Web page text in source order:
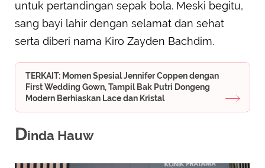
untuk pertandingan sepak bola. Meski begitu,
sang bayi lahir dengan selamat dan sehat
serta diberi nama Kiro Zayden Bachdim.
TERKAIT: Momen Spesial Jennifer Coppen dengan
First Wedding Gown, Tampil Bak Putri Dongeng
Modern Berhiaskan Lace dan Kristal
Dinda Hauw